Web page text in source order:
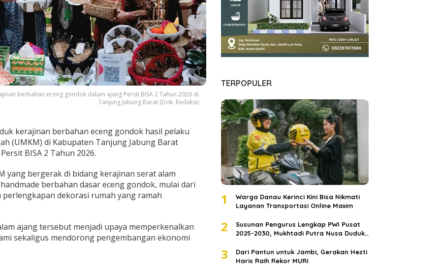
berbahan eceng gondok dalam ajang Persit BISA 2 Tahun 2026 di
Tanjung Jabung Barat (Dok. Redaksi)
kerajinan berbahan eceng gondok hasil pelaku
(UMKM) di Kabupaten Tanjung Jabung Barat
BISA 2 Tahun 2026.
yang bergerak di bidang kerajinan serat alam
berbahan dasar eceng gondok, mulai dari
dekorasi rumah yang ramah
ajang tersebut menjadi upaya memperkenalkan
sekaligus mendorong pengembangan ekonomi
TERPOPULER
1
Warga Danau Kerinci Kini Bisa Nikmati
Layanan Transportasi Online Maxim
2
Susunan Pengurus Lengkap PWI Pusat
2025-2030, Mukhtadi Putra Nusa Duduki
3
Dari Pantun untuk Jambi, Gerakan Hesti
Haris Raih Rekor MURI